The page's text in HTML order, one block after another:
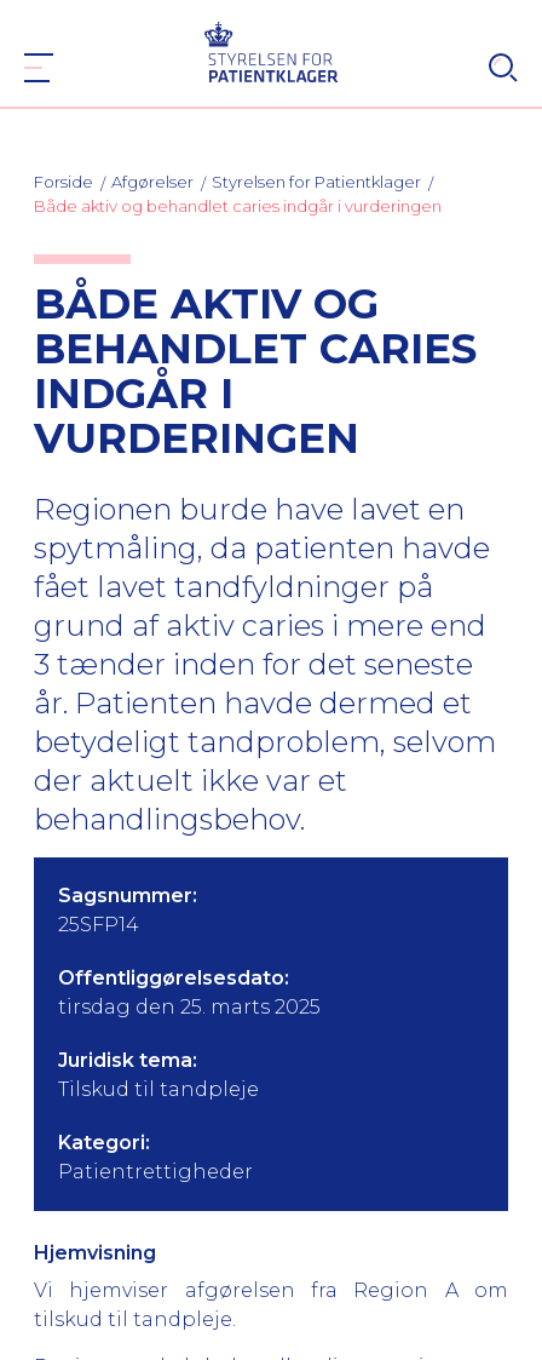
Forside Afgørelser
Styrelsen for Patientklager
Både aktiv og behandlet caries indgår i vurderingen
BÅDE AKTIV OG
BEHANDLET CARIES
INDGÅR I
VURDERINGEN
Regionen burde have lavet en
spytmåling, da patienten havde
fået lavet tandfyldninger på
grund af aktiv caries i mere end
3 tænder inden for det seneste
år. Patienten havde dermed et
betydeligt tandproblem, selvom
der aktuelt ikke var et
behandlingsbehov.
Sagsnummer:
25SFP14
Offentliggørelsesdato:
tirsdag den 25. marts 2025
Juridisk tema:
Tilskud til tandpleje
Kategori:
Patientrettigheder
Hjemvisning
Vi hjemviser afgørelsen fra Region A om
tilskud til tandpleje.